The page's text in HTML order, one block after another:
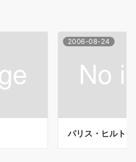
2006-08-24
パリス・ヒルト